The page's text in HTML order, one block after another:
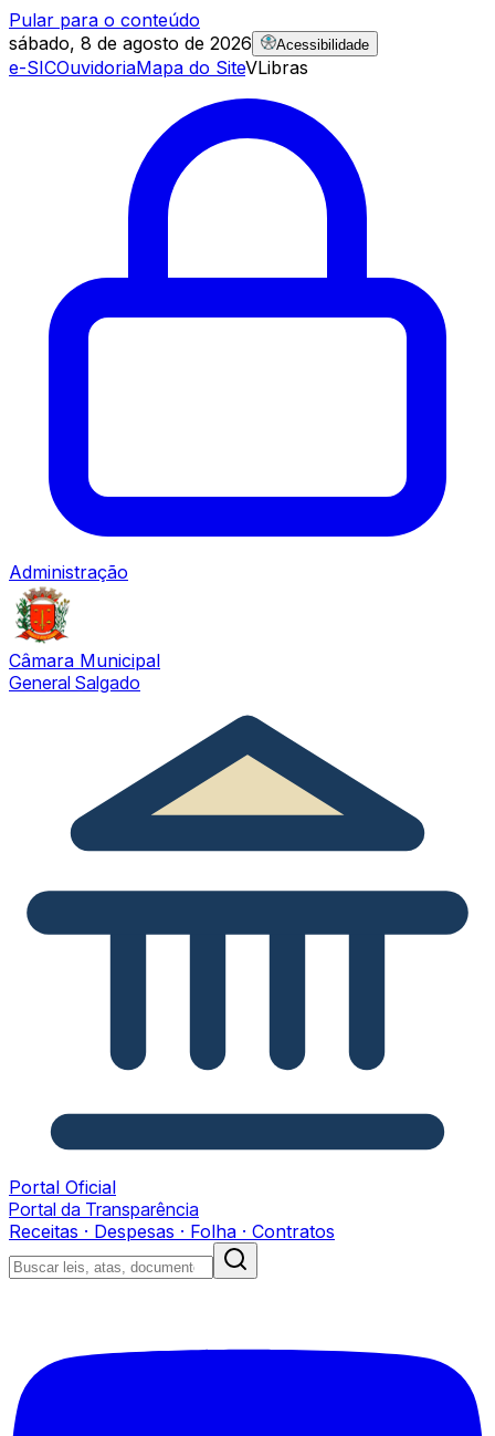
Pular para o conteúdo
sábado, 8 de agosto de 2026
Acessibilidade
e-SICOuvidoriaMapa do SiteVLibras
Administração
Câmara Municipal
General Salgado
Portal Oficial
Portal da Transparência
Receitas · Despesas · Folha · Contratos